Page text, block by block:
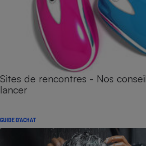
Sites de rencontres - Nos
lancer
GUIDE D'ACHAT